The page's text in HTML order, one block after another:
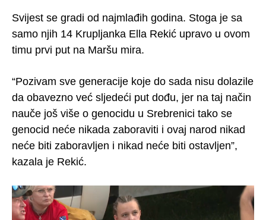
Svijest se gradi od najmlađih godina. Stoga je sa
samo njih 14 Krupljanka Ella Rekić upravo u ovom
timu prvi put na Maršu mira.
“Pozivam sve generacije koje do sada nisu dolazile
da obavezno već sljedeći put dođu, jer na taj način
nauče još više o genocidu u Srebrenici tako se
genocid neće nikada zaboraviti i ovaj narod nikad
neće biti zaboravljen i nikad neće biti ostavljen”,
kazala je Rekić.